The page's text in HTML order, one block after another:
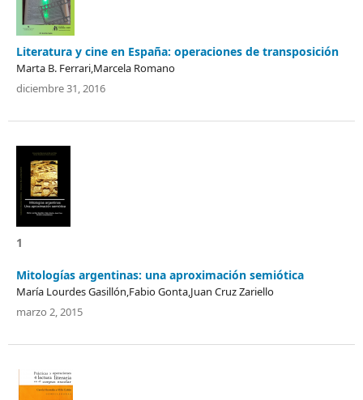
Literatura y cine en España: operaciones de transposición
Marta B. Ferrari,Marcela Romano
diciembre 31, 2016
1
Mitologías argentinas: una aproximación semiótica
Marí­a Lourdes Gasillón,Fabio Gonta,Juan Cruz Zariello
marzo 2, 2015